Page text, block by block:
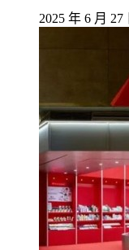
2025 年 6 月 27